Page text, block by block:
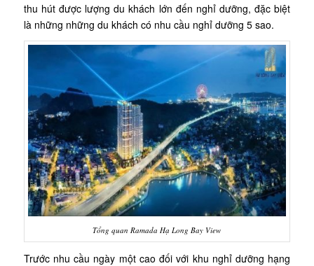
thu hút được lượng du khách lớn đến nghỉ dưỡng, đặc biệt
là những những du khách có nhu cầu nghỉ dưỡng 5 sao.
Tổng quan Ramada Hạ Long Bay View
Trước nhu cầu ngày một cao đối với khu nghỉ dưỡng hạng